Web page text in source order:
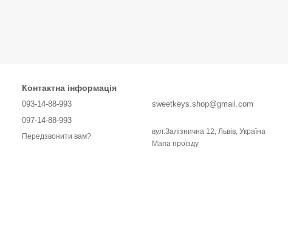
Контактна інформація
093-14-88-993
097-14-88-993
Передзвонити вам?
sweetkeys.shop@gmail.com
вул.Залізнична 12, Львів, Україна
Мапа проїзду